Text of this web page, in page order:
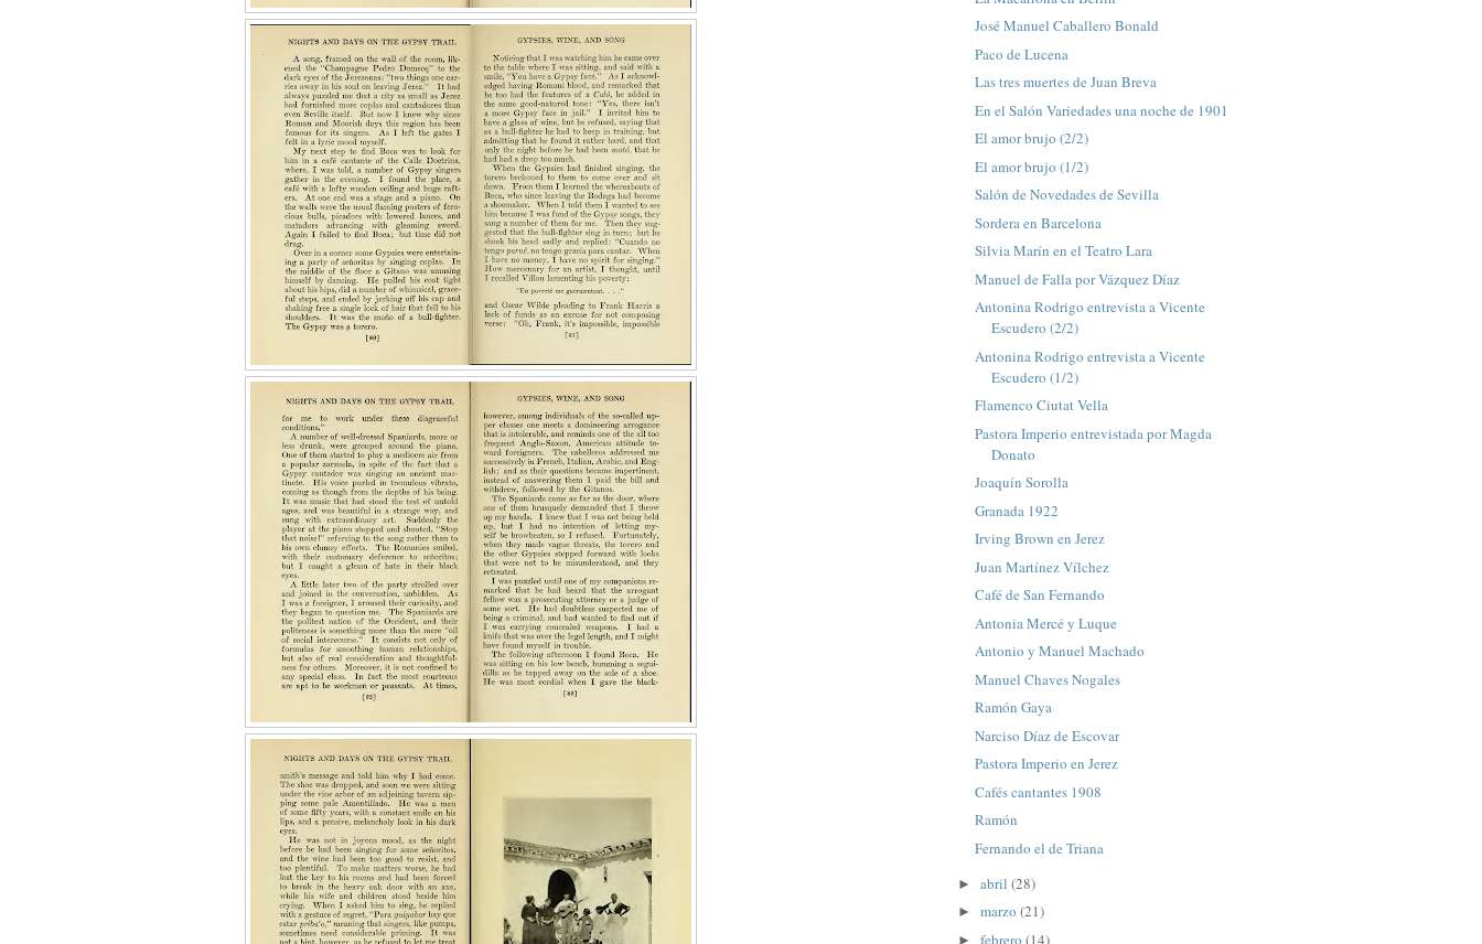
José Manuel Caballero Bonald
Paco de Lucena
Las tres muertes de Juan Breva
En el Salón Variedades una noche de 1901
El amor brujo (2/2)
El amor brujo (1/2)
Salón de Novedades de Sevilla
Sordera en Barcelona
Silvia Marín en el Teatro Lara
Manuel de Falla por Vázquez Díaz
Antonina Rodrigo entrevista a Vicente
Escudero (2/2)
Antonina Rodrigo entrevista a Vicente
Escudero (1/2)
Flamenco Ciutat Vella
Pastora Imperio entrevistada por Magda
Donato
Joaquín Sorolla
Granada 1922
Irving Brown en Jerez
Juan Martínez Vílchez
Café de San Fernando
Antonia Mercé y Luque
Antonio y Manuel Machado
Manuel Chaves Nogales
Ramón Gaya
Narciso Díaz de Escovar
Pastora Imperio en Jerez
Cafés cantantes 1908
Ramón
Fernando el de Triana
► abril (28)
► marzo (21)
► febrero (14)